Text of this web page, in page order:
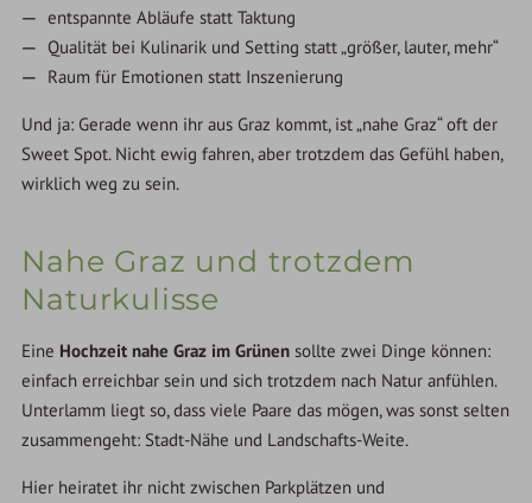
entspannte Abläufe statt Taktung
Qualität bei Kulinarik und Setting statt „größer, lauter, mehr“
Raum für Emotionen statt Inszenierung
Und ja: Gerade wenn ihr aus Graz kommt, ist „nahe Graz“ oft der
Sweet Spot. Nicht ewig fahren, aber trotzdem das Gefühl haben,
wirklich weg zu sein.
Nahe Graz und trotzdem
Naturkulisse
Eine Hochzeit nahe Graz im Grünen sollte zwei Dinge können:
einfach erreichbar sein und sich trotzdem nach Natur anfühlen.
Unterlamm liegt so, dass viele Paare das mögen, was sonst selten
zusammengeht: Stadt-Nähe und Landschafts-Weite.
Hier heiratet ihr nicht zwischen Parkplätzen und